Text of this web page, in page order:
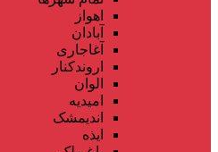
اهواز
آبادان
آغاجاری
اروندکنار
الوان
امیدیه
اندیمشک
ایذه